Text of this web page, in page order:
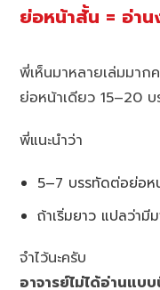
ย่อหน้าสั้น = อ่าน
พี่เห็นมาหลายเล่มมาก
ย่อหน้าเดียว 15–20 บ
พี่แนะนำว่า
5–7 บรรทัดต่อย่อห
ถ้าเริ่มยาว แปลว่ามี
จำไว้นะครับ
อาจารย์ไม่ได้อ่านแบ